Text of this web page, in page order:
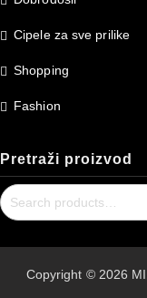
Cipele za sve prilike
Shopping
Fashion
Pretraži proizvod
Search
for:
Copyright © 2026